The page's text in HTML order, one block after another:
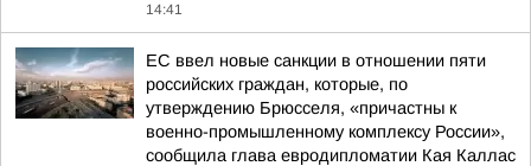
14:41
ЕС ввел новые санкции в отношении пяти
российских граждан, которые, по
утверждению Брюсселя, «причастны к
военно-промышленному комплексу России»,
сообщила глава евродипломатии Кая Каллас